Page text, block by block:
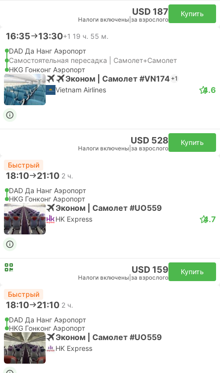
USD 187
Налоги включены за взрослого
Купить
16:35 13:30+1 19 ч. 55 м.
DAD Да Нанг Аэропорт
Самостоятельная пересадка | Самолет+Самолет
HKG Гонконг Аэропорт
Эконом | Самолет #VN174 +1
Vietnam Airlines 4.6
USD 528
Налоги включены за взрослого
Купить
Быстрый
18:10 21:10 2 ч.
DAD Да Нанг Аэропорт
HKG Гонконг Аэропорт
Эконом | Самолет #UO559
HK Express 4.7
USD 159
Налоги включены за взрослого
Купить
Быстрый
18:10 21:10 2 ч.
DAD Да Нанг Аэропорт
HKG Гонконг Аэропорт
Эконом | Самолет #UO559
HK Express